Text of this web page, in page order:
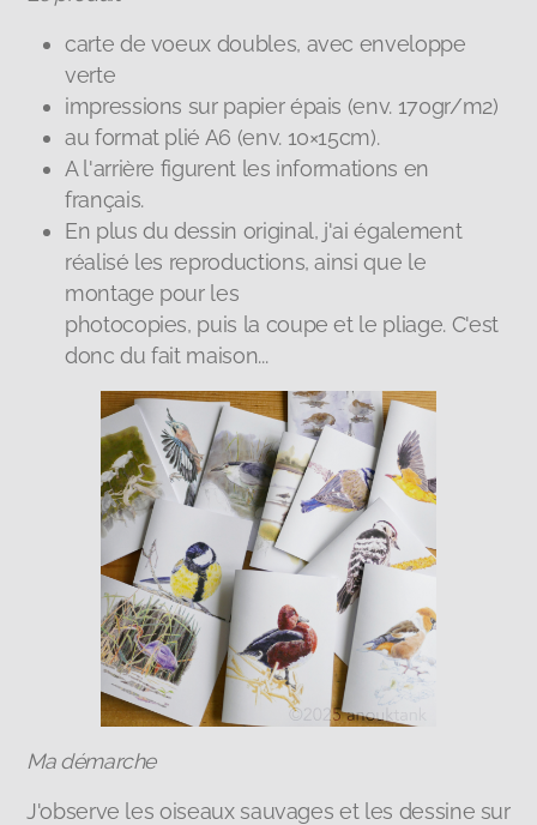
carte de voeux doubles, avec enveloppe
verte
impressions sur papier épais (env. 170gr/m2)
au format plié A6 (env. 10×15cm).
A l'arrière figurent les informations en
français.
En plus du dessin original, j'ai également
réalisé les reproductions, ainsi que le
montage pour les
photocopies, puis la coupe et le pliage. C'est
donc du fait maison...
Ma démarche
J'observe les oiseaux sauvages et les dessine sur